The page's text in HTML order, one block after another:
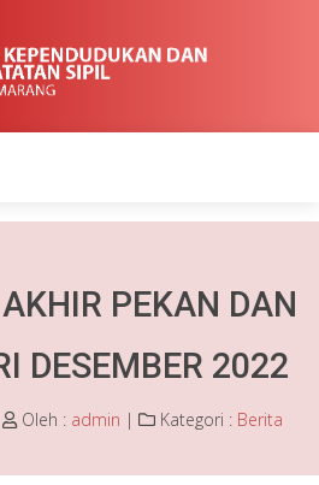
PEKAN DAN
DESEMBER 2022
Oleh : admin | Kategori : Berita